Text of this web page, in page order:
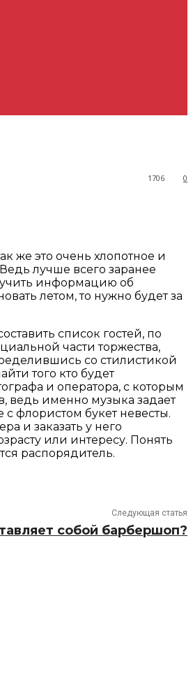
0
1706
же это очень хлопотное и
Ведь лучше всего заранее
информацию об
летом, то нужно будет за
список гостей, по
части торжества,
со стилистикой
того кто будет
и оператора, с которым
ведь именно музыка задает
флористом букет невесты.
и заказать у него
или интересу. Понять
распорядитель.
Следующая статья
собой барбершоп?